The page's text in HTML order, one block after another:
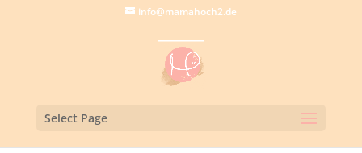
info@mamahoch2.de
Select Page